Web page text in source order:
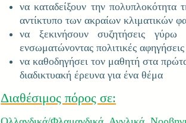
να καταδείξουν την πολυπλοκότητα
αντίκτυπο των ακραίων κλιματικών
να ξεκινήσουν συζητήσεις
ενσωματώνοντας πολιτικές
να καθοδηγήσει τον μαθητή στα
διαδικτυακή έρευνα για ένα θέμα
Διαθέσιμος πόρος σε: